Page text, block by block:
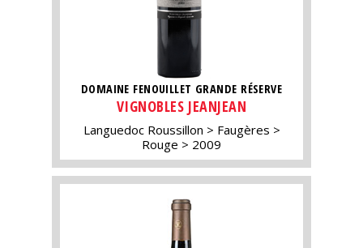
DOMAINE FENOUILLET GRANDE RÉSERVE
VIGNOBLES JEANJEAN
Languedoc Roussillon
Faugères
Rouge
2009